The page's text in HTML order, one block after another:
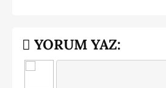
YORUM YAZ: